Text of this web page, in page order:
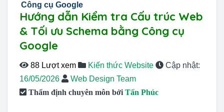
Công cụ Google
Hướng dẫn Kiểm tra Cấu trúc Web
& Tối ưu Schema bằng Công cụ
Google
88 Lượt xem Kiến thức Website
Cập nhật:
16/05/2026
Web Design Team
Thẩm định chuyên môn bởi Tấn Phúc